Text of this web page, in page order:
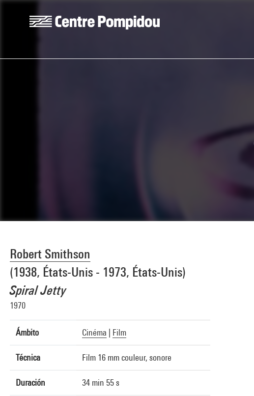
Robert Smithson
(1938, États-Unis - 1973, États-Unis)
Spiral Jetty
1970
Ámbito Cinéma Film
Técnica Film 16 mm couleur, sonore
Duración 34 min 55 s